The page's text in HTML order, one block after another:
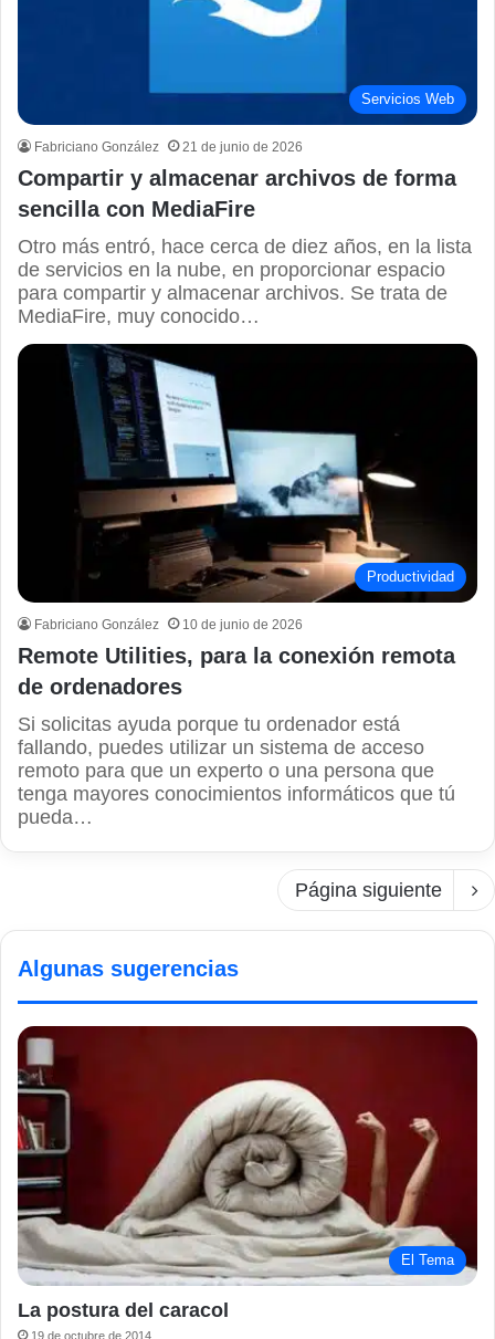
Servicios Web
Fabriciano González 21 de junio de 2026
Compartir y almacenar archivos de forma
sencilla con MediaFire
Otro más entró, hace cerca de diez años, en la lista
de servicios en la nube, en proporcionar espacio
para compartir y almacenar archivos. Se trata de
MediaFire, muy conocido…
Productividad
Fabriciano González 10 de junio de 2026
Remote Utilities, para la conexión remota
de ordenadores
Si solicitas ayuda porque tu ordenador está
fallando, puedes utilizar un sistema de acceso
remoto para que un experto o una persona que
tenga mayores conocimientos informáticos que tú
pueda…
Página siguiente
Algunas sugerencias
El Tema
La postura del caracol
19 de octubre de 2014